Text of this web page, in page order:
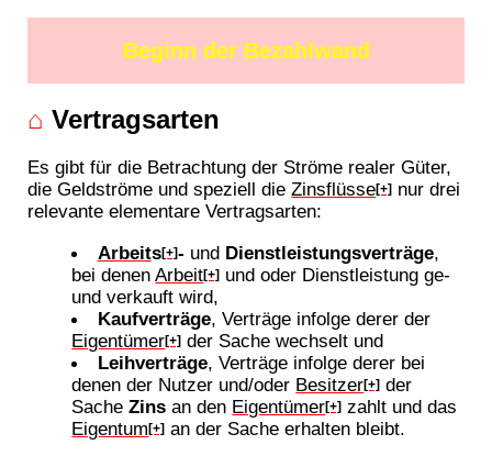
Beginn der Bezahlwand
⌂ Vertragsarten
Es gibt für die Betrachtung der Ströme realer Güter,
die Geldströme und speziell dieZinsflüsse[+] nur drei
relevante elementare Vertragsarten:
Arbeits[+]- und Dienstleistungsverträge,
bei denenArbeit[+] und oder Dienstleistung ge-
und verkauft wird,
Kaufverträge, Verträge infolge derer der
Eigentümer[+] der Sache wechselt und
Leihverträge, Verträge infolge derer bei
denen der Nutzer und/oder Besitzer[+] der
SacheZins an den Eigentümer[+] zahlt und das
Eigentum[+] an der Sache erhalten bleibt.